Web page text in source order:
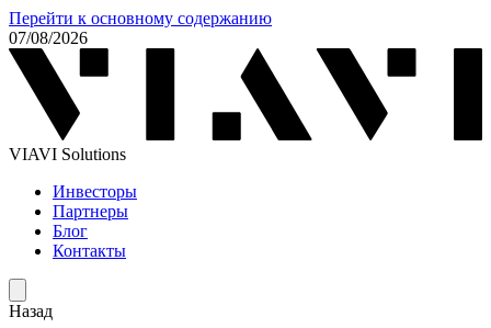
Перейти к основному содержанию
07/08/2026
VIAVI Solutions
Инвесторы
Партнеры
Блог
Контакты
Назад